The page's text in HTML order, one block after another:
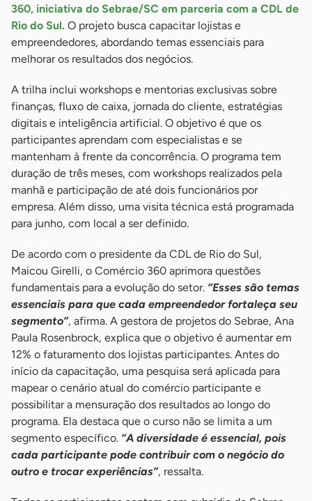
360, iniciativa do Sebrae/SC em parceria com a CDL de
Rio do Sul. O projeto busca capacitar lojistas e
empreendedores, abordando temas essenciais para
melhorar os resultados dos negócios.
A trilha inclui workshops e mentorias exclusivas sobre
finanças, fluxo de caixa, jornada do cliente, estratégias
digitais e inteligência artificial. O objetivo é que os
participantes aprendam com especialistas e se
mantenham à frente da concorrência. O programa tem
duração de três meses, com workshops realizados pela
manhã e participação de até dois funcionários por
empresa. Além disso, uma visita técnica está programada
para junho, com local a ser definido.
De acordo com o presidente da CDL de Rio do Sul,
Maicou Girelli, o Comércio 360 aprimora questões
fundamentais para a evolução do setor. “Esses são temas
essenciais para que cada empreendedor fortaleça seu
segmento”, afirma. A gestora de projetos do Sebrae, Ana
Paula Rosenbrock, explica que o objetivo é aumentar em
12% o faturamento dos lojistas participantes. Antes do
início da capacitação, uma pesquisa será aplicada para
mapear o cenário atual do comércio participante e
possibilitar a mensuração dos resultados ao longo do
programa. Ela destaca que o curso não se limita a um
segmento específico. “A diversidade é essencial, pois
cada participante pode contribuir com o negócio do
outro e trocar experiências”, ressalta.